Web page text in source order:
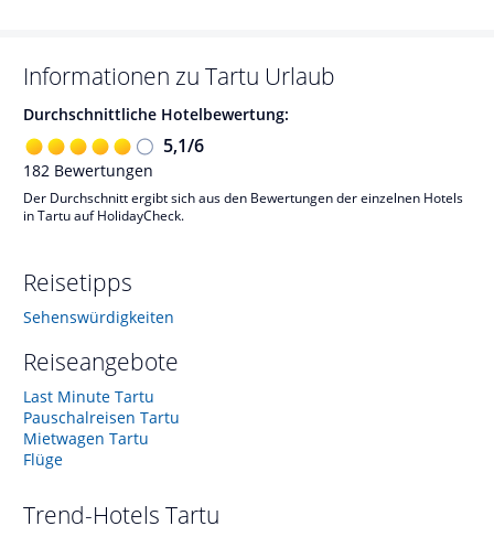
Informationen zu Tartu Urlaub
Durchschnittliche Hotelbewertung:
5,1/6
182 Bewertungen
Der Durchschnitt ergibt sich aus den Bewertungen der einzelnen Hotels
in Tartu auf HolidayCheck.
Reisetipps
Sehenswürdigkeiten
Reiseangebote
Last Minute Tartu
Pauschalreisen Tartu
Mietwagen Tartu
Flüge
Trend-Hotels Tartu